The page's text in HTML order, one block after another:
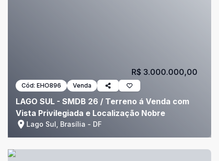
Cód: EHO896 Venda
LAGO SUL - SMDB 26 / Terreno á Venda com
Vista Privilegiada e Localização Nobre
Lago Sul, Brasília - DF
R$ 3.000.000,00